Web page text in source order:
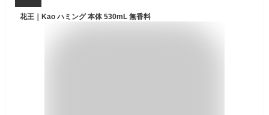
花王｜Kao ハミング 本体 530mL 無香料